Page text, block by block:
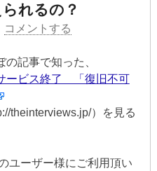
れるの？
コメントする
記事で知った、
ービス終了 「復旧不可
theinterviews.jp/）を見る
ユーザー様にご利用頂い